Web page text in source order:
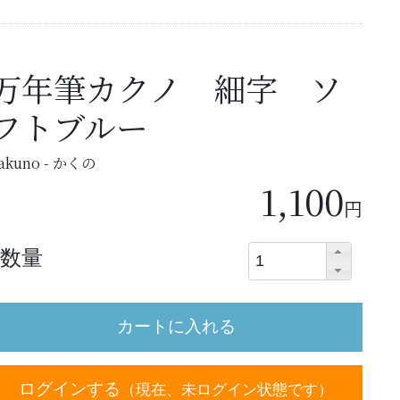
年筆カクノ 細字 ソ
トブルー
- かくの
1,100円
数量
ログインする （現在、未ログイン状態です）